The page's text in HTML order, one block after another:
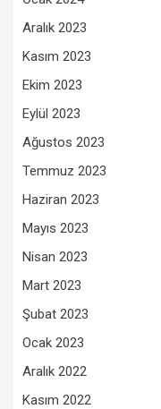
Aralık 2023
Kasım 2023
Ekim 2023
Eylül 2023
Ağustos 2023
Temmuz 2023
Haziran 2023
Mayıs 2023
Nisan 2023
Mart 2023
Şubat 2023
Ocak 2023
Aralık 2022
Kasım 2022